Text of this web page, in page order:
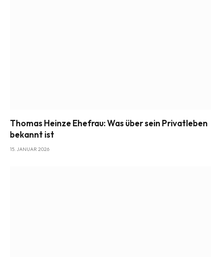
Thomas Heinze Ehefrau: Was über sein Privatleben
bekannt ist
15. JANUAR 2026